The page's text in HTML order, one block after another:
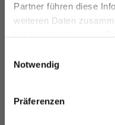
Partner führen diese
weiteren Daten
haben oder die sie im
Notwendig
Präferenzen
Beech
Produkt Anzahl: Gib den
Lieferzeit:6-8 Tage
ERHALTE
DEINE